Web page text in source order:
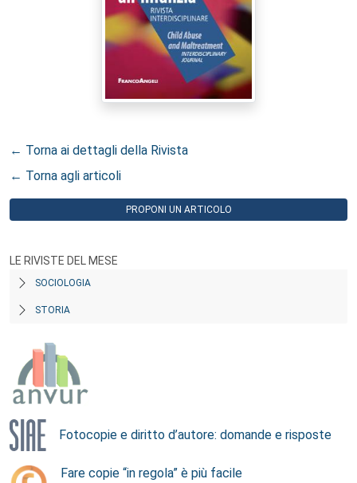
← Torna ai dettagli della Rivista
← Torna agli articoli
PROPONI UN ARTICOLO
LE RIVISTE DEL MESE
SOCIOLOGIA
STORIA
Fotocopie e diritto d’autore: domande e risposte
Fare copie “in regola” è più facile